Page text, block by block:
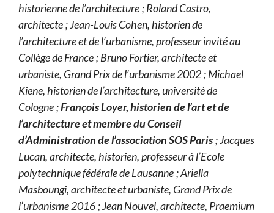
historienne de l’architecture ; Roland Castro,
architecte ; Jean-Louis Cohen, historien de
l’architecture et de l’urbanisme, professeur invité au
Collège de France ; Bruno Fortier, architecte et
urbaniste, Grand Prix de l’urbanisme 2002 ; Michael
Kiene, historien de l’architecture, université de
Cologne ;François Loyer, historien de l’art et de
l’architecture et membre du Conseil
d’Administration de l’association SOS Paris; Jacques
Lucan, architecte, historien, professeur à l’Ecole
polytechnique fédérale de Lausanne ; Ariella
Masboungi, architecte et urbaniste, Grand Prix de
l’urbanisme 2016 ; Jean Nouvel, architecte, Praemium